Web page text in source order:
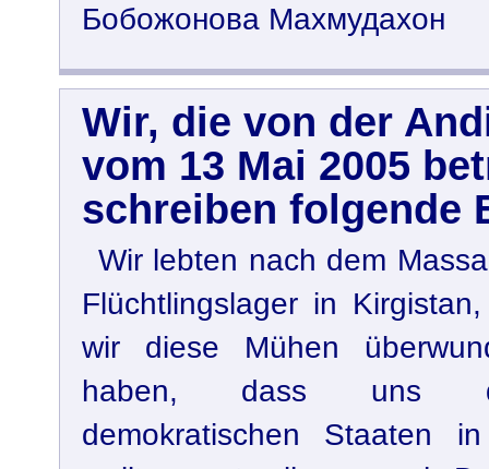
Бобожонова Махмудахон
Wir, die von der
vom 13 Mai 2005
schreiben folgende
Wir lebten nach dem
Flüchtlingslager in
wir diese Mühen
haben, dass uns
demokratischen Staaten